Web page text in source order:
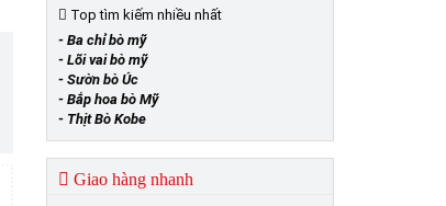
Top tìm kiếm nhiều nhất
- Ba chỉ bò mỹ
- Lõi vai bò mỹ
- Sườn bò Úc
- Bắp hoa bò Mỹ
- Thịt Bò Kobe
Giao hàng nhanh